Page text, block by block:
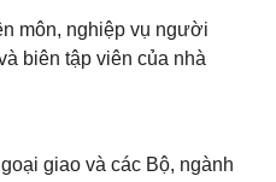
môn, nghiệp vụ người
biên tập viên của nhà
giao và các Bộ, ngành